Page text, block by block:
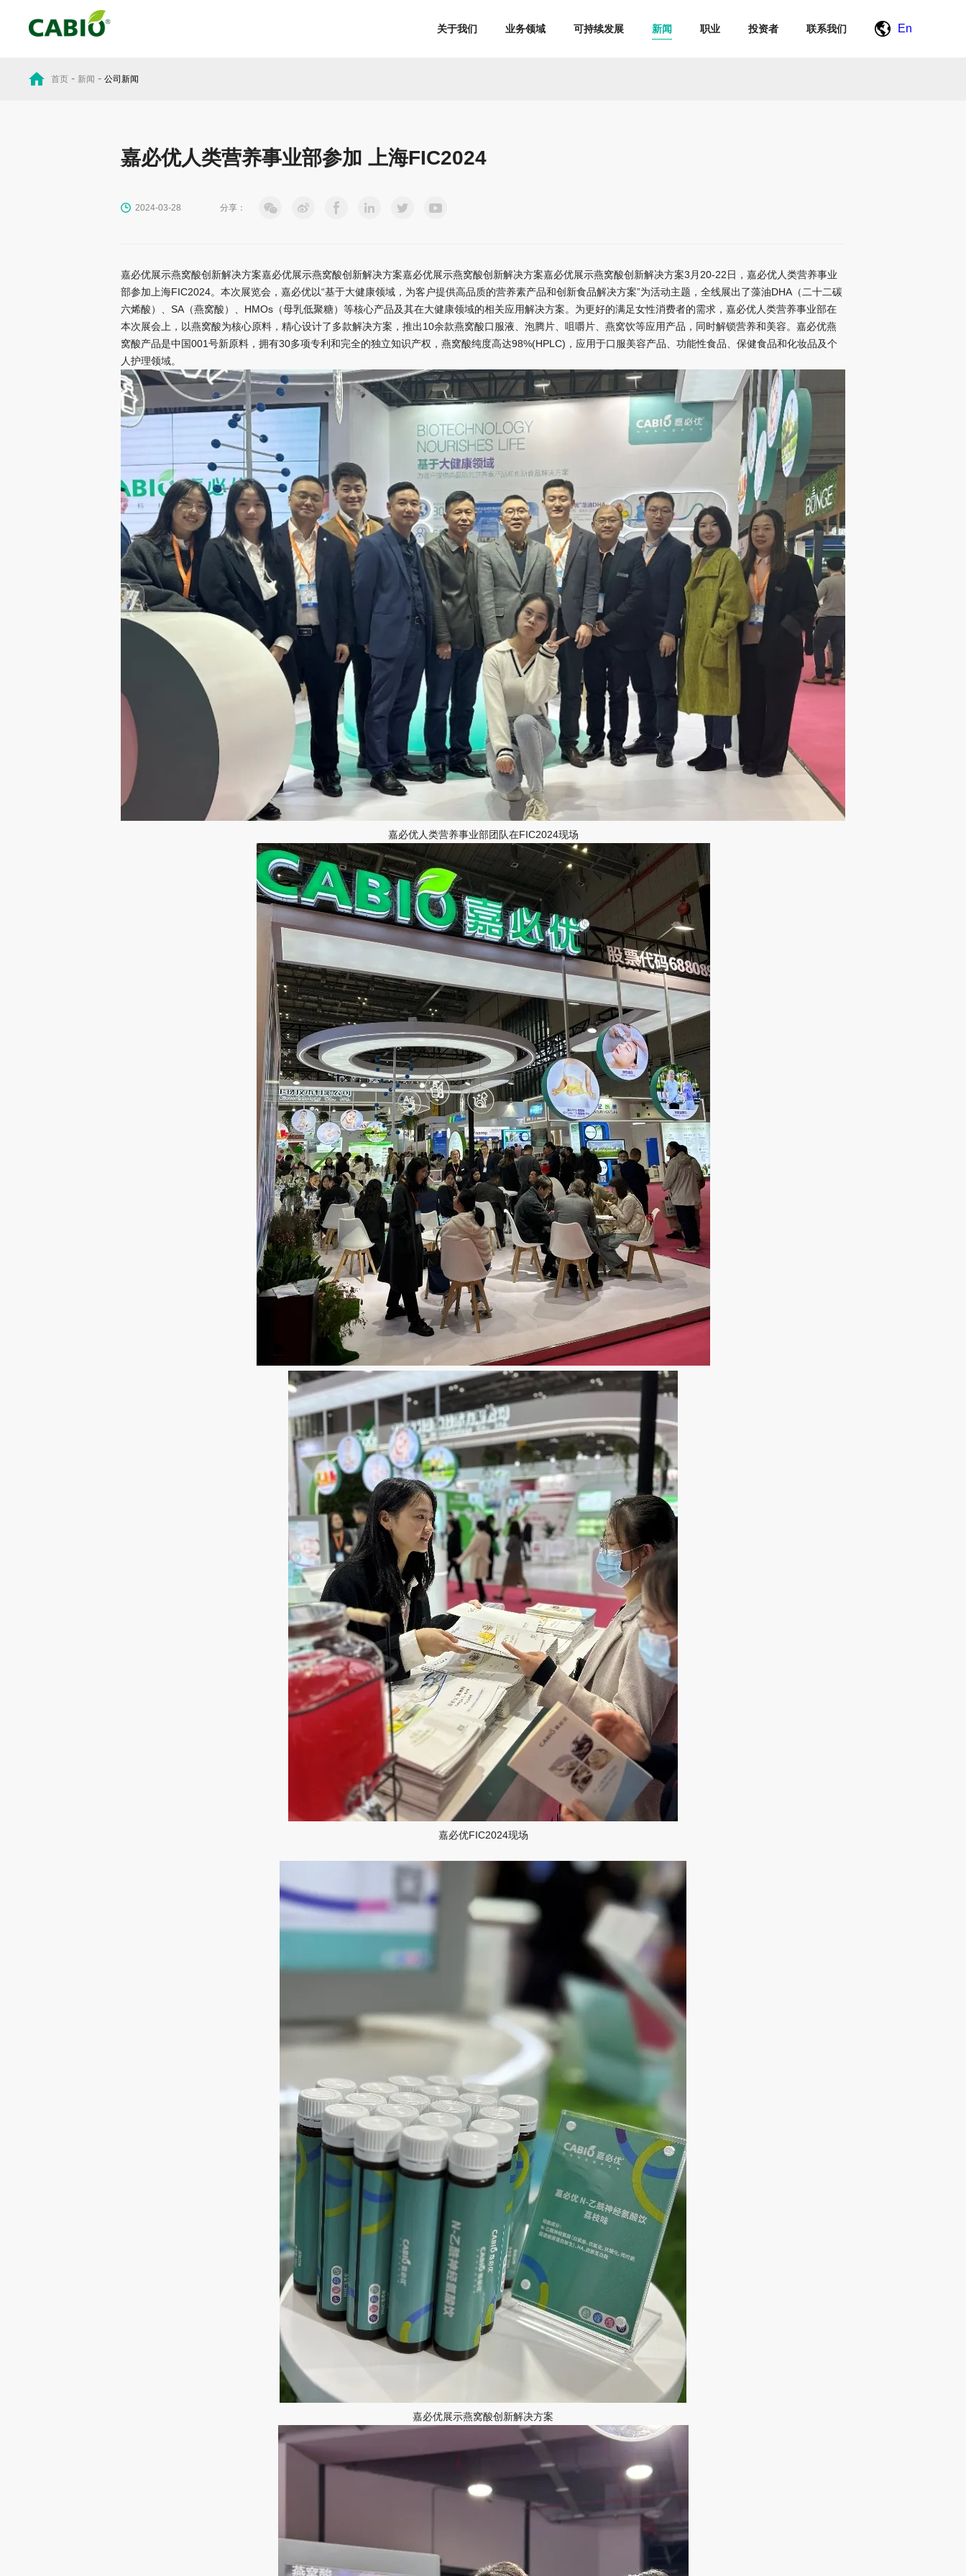
关于我们 业务领域 可持续发展 新闻 职业 投资者 联系我们 En
首页 - 新闻 -公司新闻
嘉必优人类营养事业部参加 上海FIC2024
2024-03-28 分享：
嘉必优展示燕窝酸创新解决方案嘉必优展示燕窝酸创新解决方案嘉必优展示燕窝酸创新解决方案嘉必优展示燕窝酸创新解决方案3月20-22日，嘉必优人类营养事业
部参加上海FIC2024。本次展览会，嘉必优以“基于大健康领域，为客户提供高品质的营养素产品和创新食品解决方案”为活动主题，全线展出了藻油DHA（二十二碳
六烯酸）、SA（燕窝酸）、HMOs（母乳低聚糖）等核心产品及其在大健康领域的相关应用解决方案。为更好的满足女性消费者的需求，嘉必优人类营养事业部在
本次展会上，以燕窝酸为核心原料，精心设计了多款解决方案，推出10余款燕窝酸口服液、泡腾片、咀嚼片、燕窝饮等应用产品，同时解锁营养和美容。嘉必优燕
窝酸产品是中国001号新原料，拥有30多项专利和完全的独立知识产权，燕窝酸纯度高达98%(HPLC)，应用于口服美容产品、功能性食品、保健食品和化妆品及个
人护理领域。
嘉必优人类营养事业部团队在FIC2024现场
嘉必优FIC2024现场
嘉必优展示燕窝酸创新解决方案